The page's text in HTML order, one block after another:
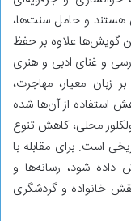
و حامل سنت‌ها،
گویش‌ها علاوه بر حفظ
و غنای ادبی و هنری
زبان معیار، مهاجرت،
استفاده از آن‌ها شده
محلی، کاهش تنوع
است. برای مقابله با
داده شود، رسانه‌ها و
خانواده و گردشگری